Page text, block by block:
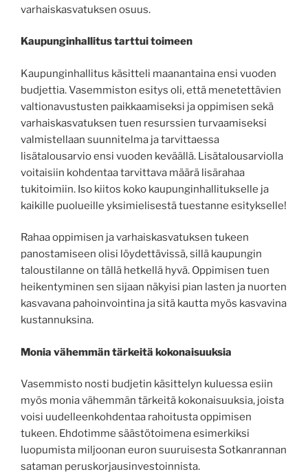
varhaiskasvatuksen osuus.
Kaupunginhallitus tarttui toimeen
Kaupunginhallitus käsitteli maanantaina ensi vuoden
budjettia. Vasemmiston esitys oli, että menetettävien
valtionavustusten paikkaamiseksi ja oppimisen sekä
varhaiskasvatuksen tuen resurssien turvaamiseksi
valmistellaan suunnitelma ja tarvittaessa
lisätalousarvio ensi vuoden keväällä. Lisätalousarviolla
voitaisiin kohdentaa tarvittava määrä lisärahaa
tukitoimiin. Iso kiitos koko kaupunginhallitukselle ja
kaikille puolueille yksimielisestä tuestanne esitykselle!
Rahaa oppimisen ja varhaiskasvatuksen tukeen
panostamiseen olisi löydettävissä, sillä kaupungin
taloustilanne on tällä hetkellä hyvä. Oppimisen tuen
heikentyminen sen sijaan näkyisi pian lasten ja nuorten
kasvavana pahoinvointina ja sitä kautta myös kasvavina
kustannuksina.
Monia vähemmän tärkeitä kokonaisuuksia
Vasemmisto nosti budjetin käsittelyn kuluessa esiin
myös monia vähemmän tärkeitä kokonaisuuksia, joista
voisi uudelleenkohdentaa rahoitusta oppimisen
tukeen. Ehdotimme säästötoimena esimerkiksi
luopumista miljoonan euron suuruisesta Sotkanrannan
sataman peruskorjausinvestoinnista.